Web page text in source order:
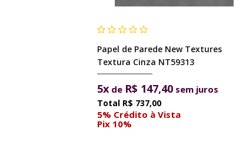
Papel de Parede New Textures
Textura Cinza NT59313
5xde R$ 147,40sem juros
R$ 737,00
5% Crédito à Vista
Pix 10%